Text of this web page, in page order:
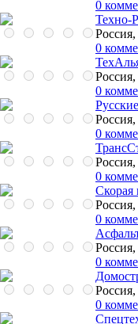
0
Техно-
0
0
0
0
Скорая
0
0
0